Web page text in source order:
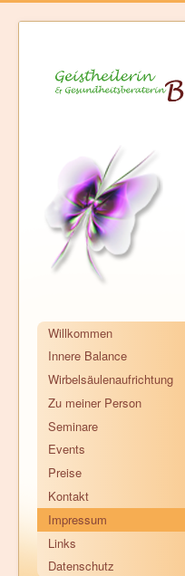
Willkommen
Innere Balance
Wirbelsäulenaufrichtung
Zu meiner Person
Seminare
Events
Preise
Kontakt
Impressum
Links
Datenschutz